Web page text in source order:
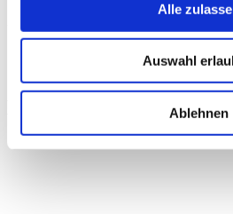
Alle
Auswahl
Ablehnen
Utensilien